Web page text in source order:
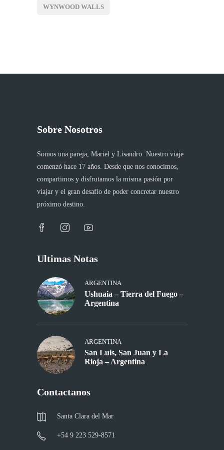
WYNWOOD WALLS
Sobre Nosotros
Somos una pareja, Mariel y Lisandro. Nuestro viaje
comenzó hace 17 años. Desde que nos conocimos,
compartimos y disfrutamos la misma pasión por
viajar y el gran desafío de poder concretar nuestro
próximo destino.
Ultimas Notas
ARGENTINA
Ushuaia – Tierra del Fuego –
Argentina
ARGENTINA
San Luis, San Juan y La
Rioja – Argentina
Contactanos
Santa Clara del Mar
+54 9 223 529-8571